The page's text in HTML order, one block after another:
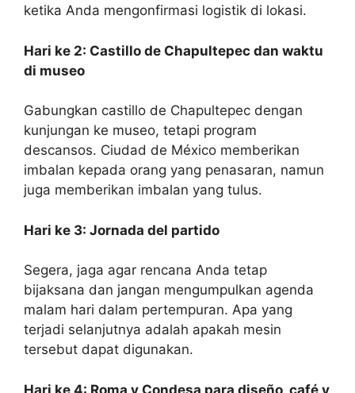
ketika Anda mengonfirmasi logistik di lokasi.
Hari ke 2: Castillo de Chapultepec dan waktu
di museo
Gabungkan castillo de Chapultepec dengan
kunjungan ke museo, tetapi program
descansos. Ciudad de México memberikan
imbalan kepada orang yang penasaran, namun
juga memberikan imbalan yang tulus.
Hari ke 3: Jornada del partido
Segera, jaga agar rencana Anda tetap
bijaksana dan jangan mengumpulkan agenda
malam hari dalam pertempuran. Apa yang
terjadi selanjutnya adalah apakah mesin
tersebut dapat digunakan.
Hari ke 4: Roma y Condesa para diseño, café y